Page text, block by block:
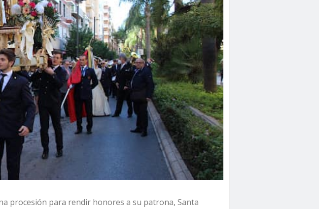
procesión para rendir honores a su patrona, Santa